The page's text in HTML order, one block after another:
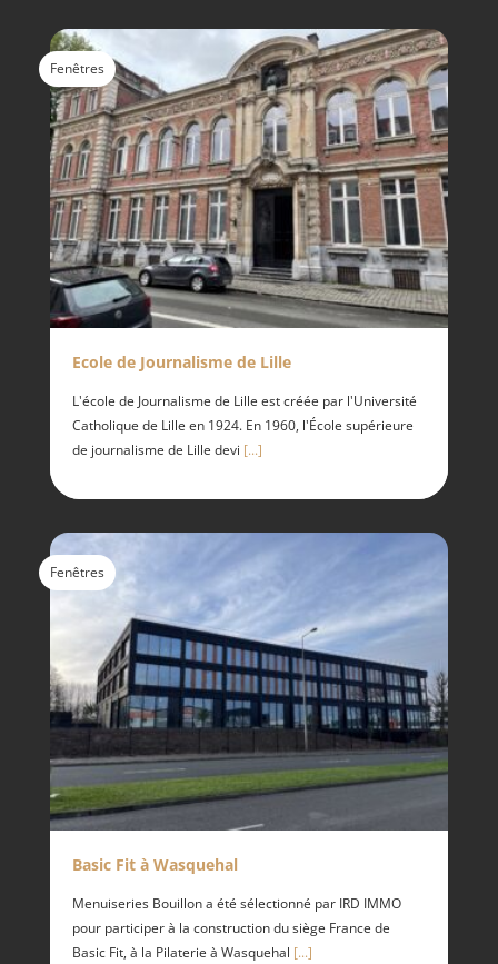
Fenêtres
Ecole de Journalisme de Lille
L'école de Journalisme de Lille est créée par l'Université
Catholique de Lille en 1924. En 1960, l'École supérieure
de journalisme de Lille devi [...]
Fenêtres
Basic Fit à Wasquehal
Menuiseries Bouillon a été sélectionné par IRD IMMO
pour participer à la construction du siège France de
Basic Fit, à la Pilaterie à Wasquehal [...]